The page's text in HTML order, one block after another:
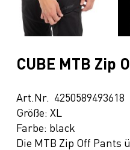
CUBE MTB Zip
Art.Nr. 4250589493618
Größe: XL
Farbe: black
Die MTB Zip Off Pants